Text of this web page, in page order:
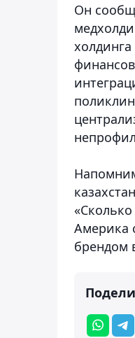
Он
Америка
брендом